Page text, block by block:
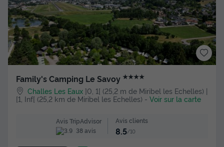
Family's Camping Le Savoy ★★★★
Challes Les Eaux ]0, 1[ (25,2 m de Miribel les Echelles) |
[1, Inf[ (25,2 km de Miribel les Echelles) - Voir sur la carte
Avis TripAdvisor
38 avis
Avis clients
8.5/10